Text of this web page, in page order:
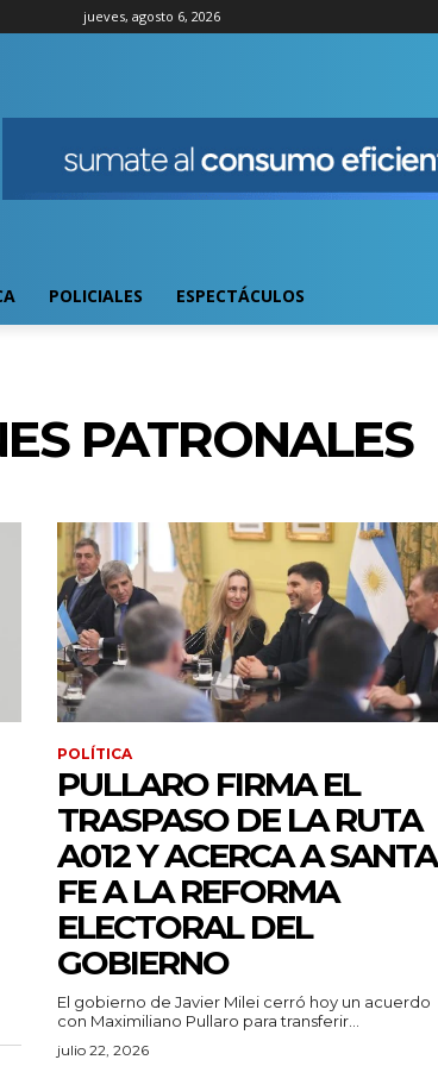
jueves, agosto 6, 2026
POLICIALES ESPECTÁCULOS
PATRONALES
POLÍTICA
PULLARO FIRMA EL
TRASPASO DE LA RUTA
A012 Y ACERCA A SANTA
FE A LA REFORMA
ELECTORAL DEL
GOBIERNO
El gobierno de Javier Milei cerró hoy un acuerdo
con Maximiliano Pullaro para transferir...
julio 22, 2026